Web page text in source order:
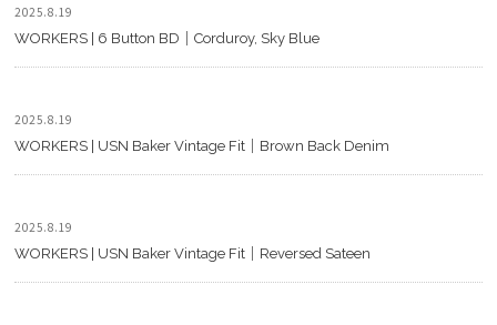
2025.8.19
WORKERS | 6 Button BD｜Corduroy, Sky Blue
2025.8.19
WORKERS | USN Baker Vintage Fit｜Brown Back Denim
2025.8.19
WORKERS | USN Baker Vintage Fit｜Reversed Sateen